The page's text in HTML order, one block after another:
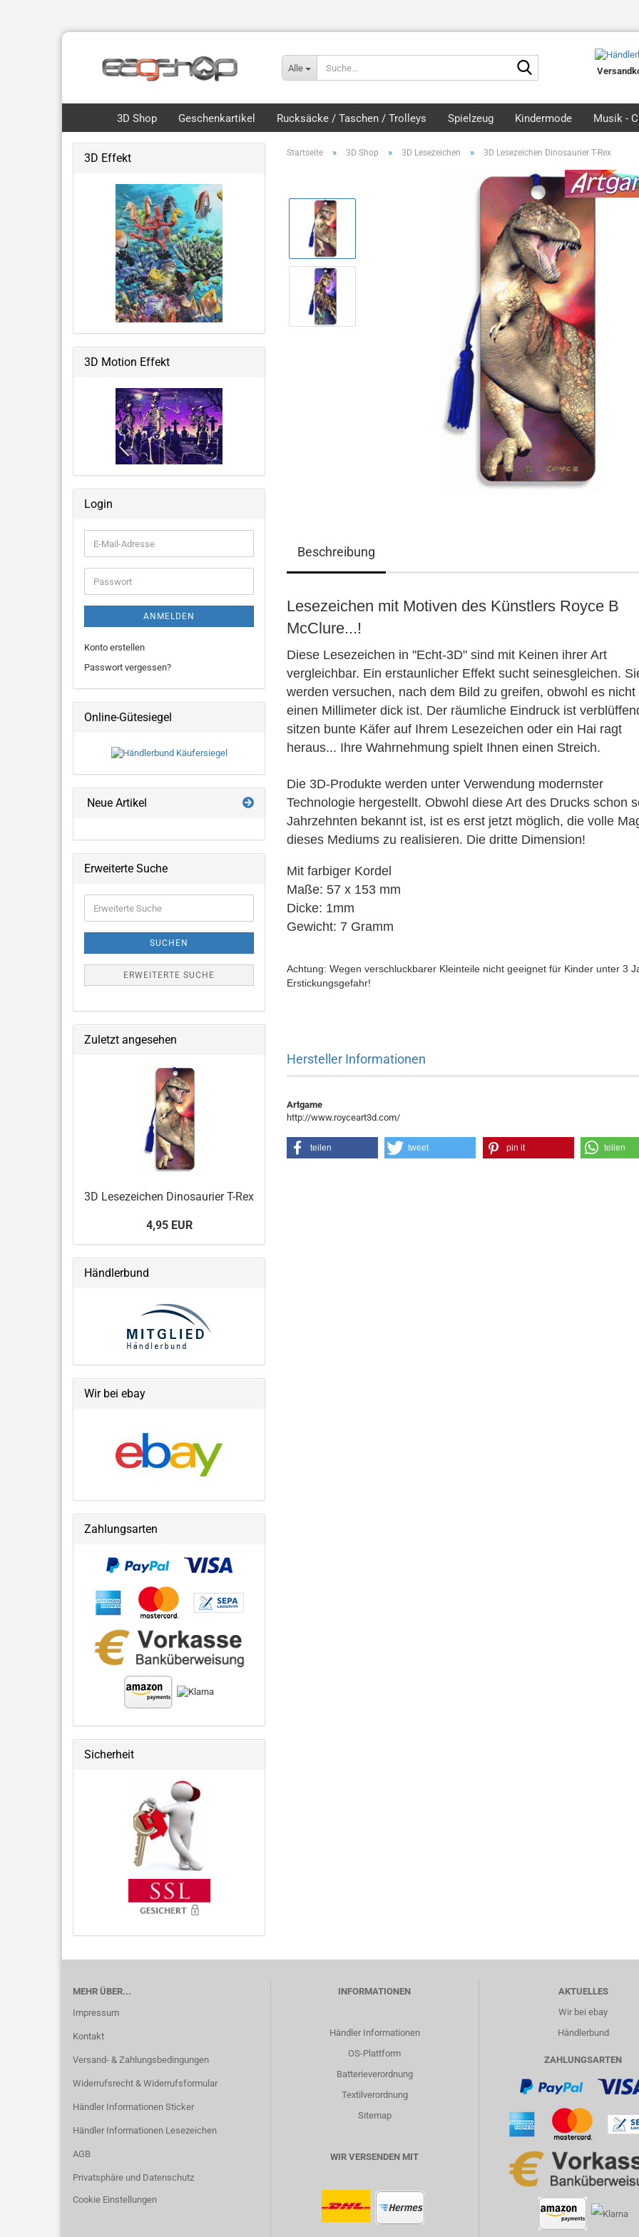
Alle
3D Shop
Royce 3D Collection Packs
3D Lesezeichen Hunde
Dinos & Drachen
Fische, Wale, Haie & mehr
Hunde & Katzen
Vögel & Fliegendes
Wüste & Dschungel-Tiere
weitere Tiermotive
Weltraum & Aliens
Grusliges, Halloween &
Fantastisches
Große Notizbücher mit 3D-Cover
3D ART Medikarten
3D Foto Klappkarten, quadratisch
3D Klappkarten mit Musik & Licht
3D Polaroid Klappkarten
3D Schulanfangskarten
3D Weihnachtsklappkarten
Geschenkartikel Rucksäcke / Taschen / Trolleys Spielzeug Kindermode Musik -
Startseite » 3D Shop » 3D Lesezeichen » 3D Lesezeichen Dinosaurier T-Rex
Beschreibung
Lesezeichen mit Motiven des Künstlers Royce B
McClure...!
Diese Lesezeichen in "Echt-3D" sind mit Keinen ihrer Art
vergleichbar. Ein erstaunlicher Effekt sucht seinesgleichen.
werden versuchen, nach dem Bild zu greifen, obwohl es nicht
einen Millimeter dick ist. Der räumliche Eindruck ist
sitzen bunte Käfer auf Ihrem Lesezeichen oder ein Hai ragt
heraus... Ihre Wahrnehmung spielt Ihnen einen Streich.
Die 3D-Produkte werden unter Verwendung modernster
Technologie hergestellt. Obwohl diese Art des Drucks schon
Jahrzehnten bekannt ist, ist es erst jetzt möglich, die volle
dieses Mediums zu realisieren. Die dritte Dimension!
Mit farbiger Kordel
Maße: 57 x 153 mm
Dicke: 1mm
Gewicht: 7 Gramm
Achtung: Wegen verschluckbarer Kleinteile nicht geeignet für Kinder unter 3
Erstickungsgefahr!
Hersteller Informationen
Artgame
http://www.royceart3d.com/
teilen tweet pin it teilen
3D Effekt
3D Motion Effekt
Login
E-
Mail-
Adresse
Passwort
ANMELDEN
Konto erstellen
Passwort vergessen?
Online-Gütesiegel
Neue Artikel
Erweiterte Suche
Suche
SUCHEN
ERWEITERTE SUCHE
Zuletzt angesehen
3D Lesezeichen Dinosaurier T-Rex
4,95 EUR
Händlerbund
Wir bei ebay
Zahlungsarten
Sicherheit
MEHR ÜBER...
Impressum
Kontakt
Versand- & Zahlungsbedingungen
Widerrufsrecht & Widerrufsformular
Händler Informationen Sticker
Händler Informationen Lesezeichen
AGB
Privatsphäre und Datenschutz
Cookie Einstellungen
INFORMATIONEN
Händler Informationen
OS-Plattform
Batterieverordnung
Textilverordnung
Sitemap
WIR VERSENDEN MIT
AKTUELLES
Wir bei ebay
Händlerbund
ZAHLUNGSARTEN